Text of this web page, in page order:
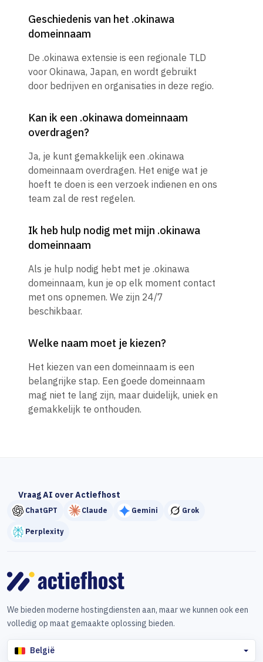
Geschiedenis van het .okinawa
domeinnaam
De .okinawa extensie is een regionale TLD
voor Okinawa, Japan, en wordt gebruikt
door bedrijven en organisaties in deze regio.
Kan ik een .okinawa domeinnaam
overdragen?
Ja, je kunt gemakkelijk een .okinawa
domeinnaam overdragen. Het enige wat je
hoeft te doen is een verzoek indienen en ons
team zal de rest regelen.
Ik heb hulp nodig met mijn .okinawa
domeinnaam
Als je hulp nodig hebt met je .okinawa
domeinnaam, kun je op elk moment contact
met ons opnemen. We zijn 24/7
beschikbaar.
Welke naam moet je kiezen?
Het kiezen van een domeinnaam is een
belangrijke stap. Een goede domeinnaam
mag niet te lang zijn, maar duidelijk, uniek en
gemakkelijk te onthouden.
Vraag AI over Actiefhost
ChatGPT Claude Gemini Grok
Perplexity
We bieden moderne hostingdiensten aan, maar we kunnen ook een
volledig op maat gemaakte oplossing bieden.
België